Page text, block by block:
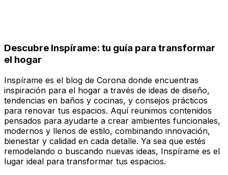
Descubre Inspírame: tu guía para transformar
el hogar
Inspírame es el blog de Corona donde encuentras
inspiración para el hogar a través de ideas de diseño,
tendencias en baños y cocinas, y consejos prácticos
para renovar tus espacios. Aquí reunimos contenidos
pensados para ayudarte a crear ambientes funcionales,
modernos y llenos de estilo, combinando innovación,
bienestar y calidad en cada detalle. Ya sea que estés
remodelando o buscando nuevas ideas, Inspírame es el
lugar ideal para transformar tus espacios.